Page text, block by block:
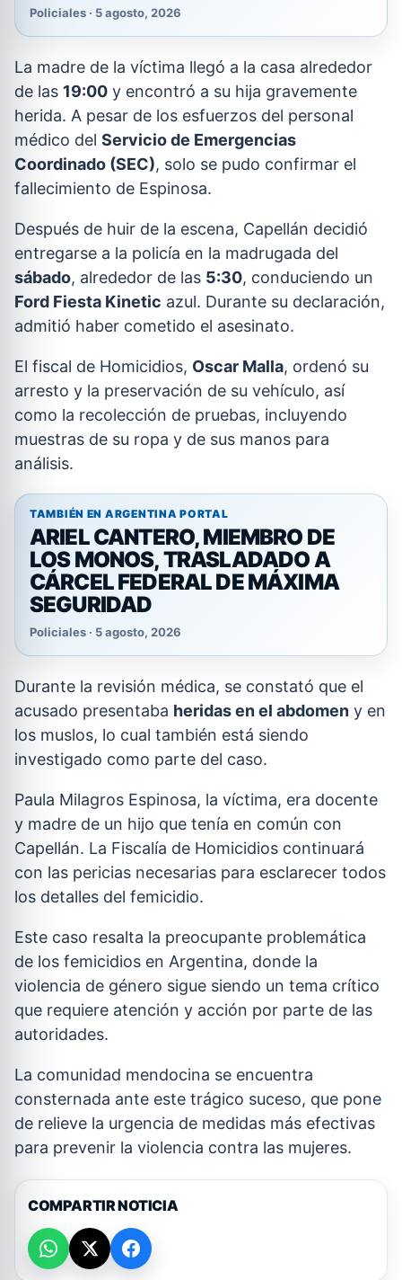
Policiales · 5 agosto, 2026
La madre de la víctima llegó a la casa alrededor
de las 19:00 y encontró a su hija gravemente
herida. A pesar de los esfuerzos del personal
médico del Servicio de Emergencias
Coordinado (SEC), solo se pudo confirmar el
fallecimiento de Espinosa.
Después de huir de la escena, Capellán decidió
entregarse a la policía en la madrugada del
sábado, alrededor de las 5:30, conduciendo un
Ford Fiesta Kinetic azul. Durante su declaración,
admitió haber cometido el asesinato.
El fiscal de Homicidios, Oscar Malla, ordenó su
arresto y la preservación de su vehículo, así
como la recolección de pruebas, incluyendo
muestras de su ropa y de sus manos para
análisis.
TAMBIÉN EN ARGENTINA PORTAL
ARIEL CANTERO, MIEMBRO DE
LOS MONOS, TRASLADADO A
CÁRCEL FEDERAL DE MÁXIMA
SEGURIDAD
Policiales · 5 agosto, 2026
Durante la revisión médica, se constató que el
acusado presentaba heridas en el abdomen y en
los muslos, lo cual también está siendo
investigado como parte del caso.
Paula Milagros Espinosa, la víctima, era docente
y madre de un hijo que tenía en común con
Capellán. La Fiscalía de Homicidios continuará
con las pericias necesarias para esclarecer todos
los detalles del femicidio.
Este caso resalta la preocupante problemática
de los femicidios en Argentina, donde la
violencia de género sigue siendo un tema crítico
que requiere atención y acción por parte de las
autoridades.
La comunidad mendocina se encuentra
consternada ante este trágico suceso, que pone
de relieve la urgencia de medidas más efectivas
para prevenir la violencia contra las mujeres.
COMPARTIR NOTICIA